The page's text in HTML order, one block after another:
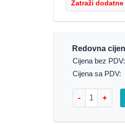
Redovna
Cijena bez PDV:
Cijena sa PDV:
- +